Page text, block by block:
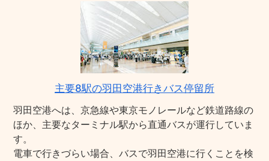
主要8駅の羽田空港行きバス停留所
羽田空港へは、京急線や東京モノレールなど鉄道路線の
ほか、主要なターミナル駅から直通バスが運行していま
す。
電車で行きづらい場合、バスで羽田空港に行くことを検